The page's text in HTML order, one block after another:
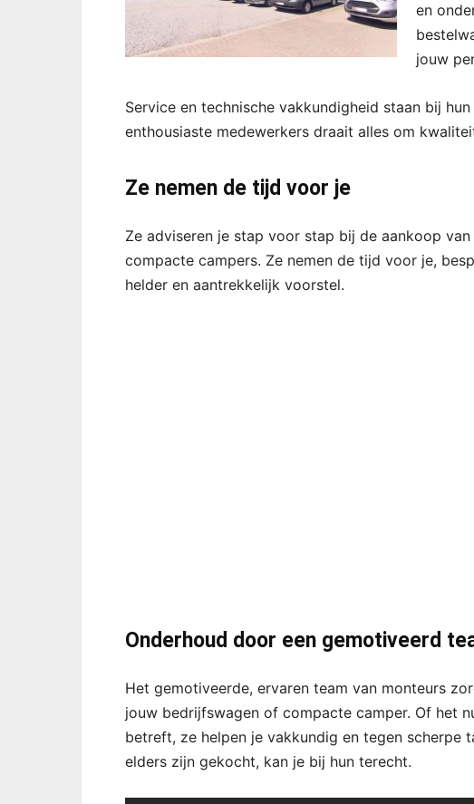
en
jouw
Service en technische vakkundigheid staan bij
enthousiaste medewerkers draait alles om
Ze nemen de tijd voor je
Ze adviseren je stap voor stap bij de aankoop
compacte campers. Ze nemen de tijd voor je,
helder en aantrekkelijk voorstel.
Onderhoud door een gemotiveerd
Het gemotiveerde, ervaren team van monteurs
jouw bedrijfswagen of compacte camper. Of het
betreft, ze helpen je vakkundig en tegen scherpe
elders zijn gekocht, kan je bij hun terecht.